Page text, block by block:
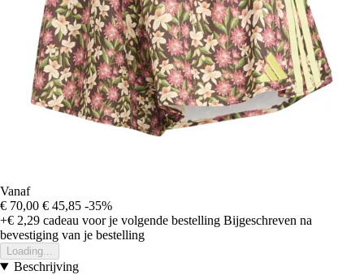
Vanaf
€ 70,00 € 45,85 -35%
+€ 2,29 cadeau voor je volgende bestelling Bijgeschreven na
bevestiging van je bestelling
Loading...
Beschrijving